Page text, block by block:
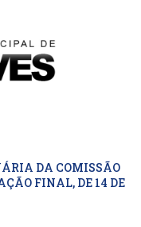
DA COMISSÃO
FINAL, DE 14 DE